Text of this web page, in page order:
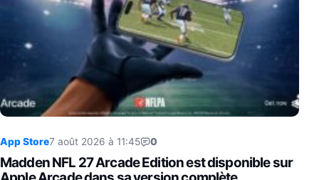
App Store7 août 2026 à 11:45 0
Madden NFL 27 Arcade Edition est disponible sur